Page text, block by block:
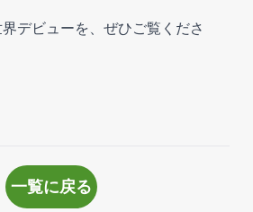
デビューを、ぜひご覧くださ
一覧に戻る